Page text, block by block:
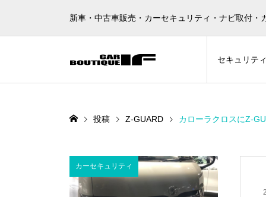
新車・中古車販売・カーセキュリティ・ナビ取付
セキュリテ
投稿 Z-GUARD カローラクロスにZ-
Grgo